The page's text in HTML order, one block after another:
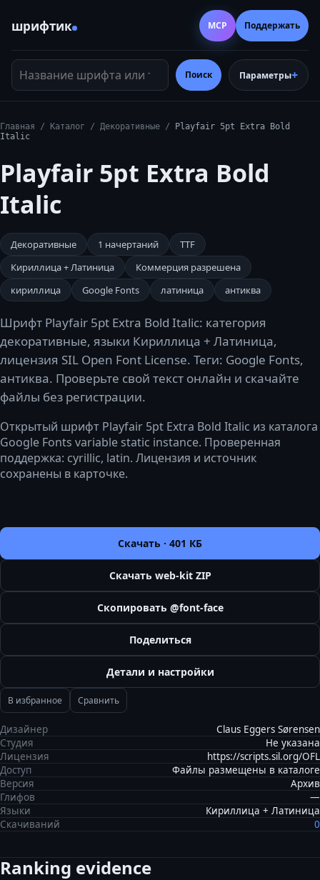
шрифтик
Название шрифта или тег
Поиск Параметры
MCP Поддержать
Главная / Каталог / Декоративные /
Playfair 5pt Extra Bold
Italic
Playfair 5pt Extra Bold
Italic
Декоративные 1 начертаний
TTF
Кириллица + Латиница
Коммерция разрешена
кириллица
Google Fonts латиница антиква
Шрифт Playfair 5pt Extra Bold Italic: категория
декоративные, языки Кириллица + Латиница,
лицензия SIL Open Font License. Теги: Google Fonts,
антиква. Проверьте свой текст онлайн и скачайте
файлы без регистрации.
Открытый шрифт Playfair 5pt Extra Bold Italic из каталога
Google Fonts variable static instance. Проверенная
поддержка: cyrillic, latin. Лицензия и источник
сохранены в карточке.
Скачать · 401 КБ
Скачать web-kit ZIP
Скопировать @font-face
Поделиться
Детали и настройки
В избранное Сравнить
Дизайнер
Claus Eggers Sørensen
Студия
Не указана
Лицензия
https://scripts.sil.org/OFL
Доступ
Файлы размещены в каталоге
Версия
Архив
Глифов
—
Языки
Кириллица + Латиница
Скачиваний
0
Ranking evidence